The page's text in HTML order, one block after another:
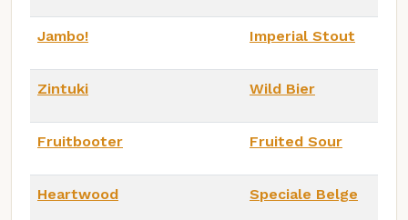
Jambo! Imperial Stout
Zintuki Wild Bier
Fruitbooter Fruited Sour
Heartwood Speciale Belge